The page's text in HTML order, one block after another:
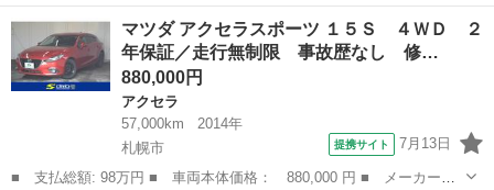
名：マツダ ■車種名：アクセラスポーツ XD ■排気量：2,200cc ■年
式：H26年 ■走行距離：39,200km ■色名：ブル...
北海道 札幌市 アクセラ
マツダ アクセラスポーツ １５Ｓ ４ＷＤ ２
年保証／走行無制限 事故歴なし 修…
880,000円
アクセラ
57,000km
2014年
札幌市
提携サイト 7月13日
■ 支払総額: 98万円 ■ 車両本体価格： 880,000 円 ■ メーカー